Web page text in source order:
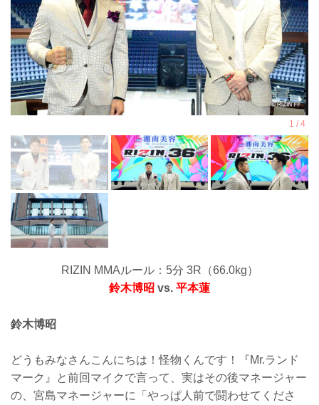
RIZIN MMAルール：5分 3R（66.0kg）
鈴木博昭 vs. 平本蓮
鈴木博昭
どうもみなさんこんにちは！怪物くんです！『Mr.ランド
マーク』と前回マイクで言って、実はその後マネージャー
の、宮島マネージャーに「やっぱ人前で闘わせてくださ